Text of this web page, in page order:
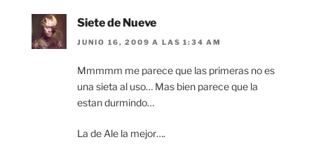
Siete de Nueve
JUNIO 16, 2009 A LAS 1:34 AM
Mmmmm me parece que las primeras no es
una sieta al uso… Mas bien parece que la
estan durmindo…
La de Ale la mejor….